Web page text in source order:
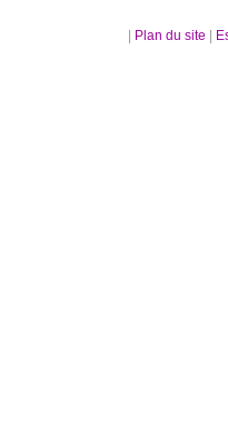
Plan du site